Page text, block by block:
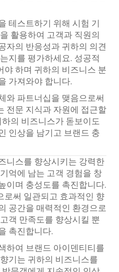
테스트하기 위해 시험 기
활용하여 고객과 직원의
자의 반응성과 귀하의 의견
지를 평가하세요. 성공적
야 하며 귀하의 비즈니스 분
가져와야 합니다.
와 파트너십을 맺음으로써
전문 지식과 자원에 접근할
의 비즈니스가 돋보이도
인상을 남기고 브랜드 충
니스를 향상시키는 강력한
억에 남는 고객 경험을 창
이며 충성도를 촉진합니다.
로써 일관되고 효과적인 향
공간을 매력적인 환경으로
객 만족도를 향상시킬 뿐
촉진합니다.
하여 브랜드 아이덴티티를
기는 귀하의 비즈니스를